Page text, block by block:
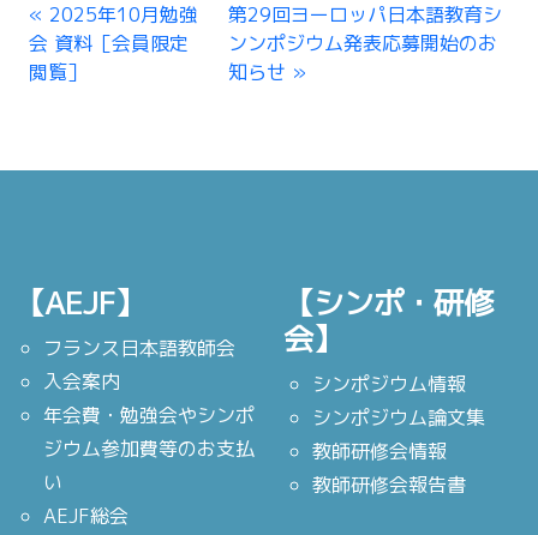
2025年10月勉強
会 資料［会員限定
閲覧］
第29回ヨーロッパ日本語教育シ
ンンポジウム発表応募開始のお
知らせ
【AEJF】
フランス日本語教師会
入会案内
年会費・勉強会やシンポ
ジウム参加費等のお支払
い
AEJF総会
【シンポ・研修
会】
シンポジウム情報
シンポジウム論文集
教師研修会情報
教師研修会報告書